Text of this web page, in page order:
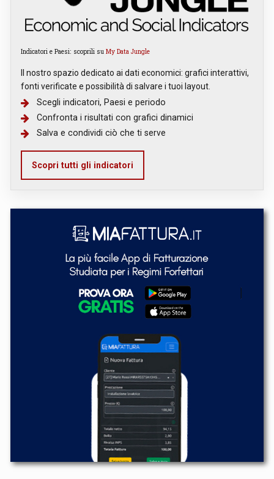
Indicatori e Paesi: scoprili su My Data Jungle
Il nostro spazio dedicato ai dati economici: grafici interattivi,
fonti verificate e possibilità di salvare i tuoi layout.
Scegli indicatori, Paesi e periodo
Confronta i risultati con grafici dinamici
Salva e condividi ciò che ti serve
Scopri tutti gli indicatori